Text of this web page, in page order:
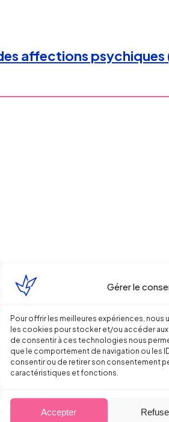
Gérer le
Pour offrir les meilleures expériences,
les cookies pour stocker et/ou accéder
de consentir à ces technologies nous
que le comportement de navigation ou les
consentir ou de retirer son consentement
caractéristiques et fonctions.
Accepter
affections
des
des URSSAF et des